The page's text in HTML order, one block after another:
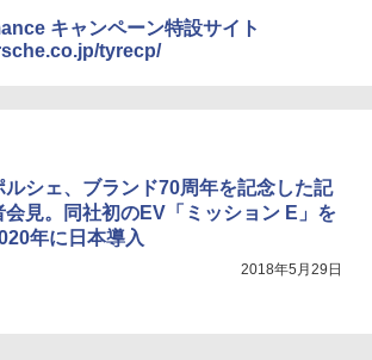
キャンペーン特設サイト
tyrecp/
ルシェ、ブランド70周年を記念した記
会見。同社初のEV「ミッション E」を
年に日本導入
2018年5月29日